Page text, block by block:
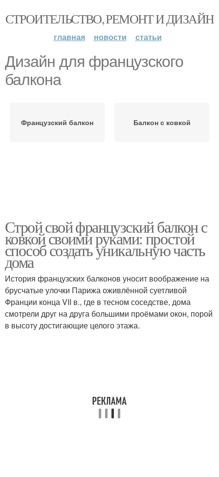
СТРОИТЕЛЬСТВО, РЕМОНТ И ДИЗАЙН
главная новости статьи
Дизайн для французского
балкона
Французский балкон Балкон с ковкой
Строй свой французский балкон с
ковкой своими руками: простой
способ создать уникальную часть
дома
История французских балконов уносит воображение на
брусчатые улочки Парижа оживлённой суетливой
Франции конца VII в., где в тесном соседстве, дома
смотрели друг на друга большими проёмами окон, порой
в высоту достигающие целого этажа.